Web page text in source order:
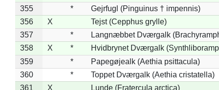
355
*
Gejrfugl (Pinguinus † impennis)
356
X
Tejst (Cepphus grylle)
357
*
Langnæbbet Dværgalk
358
X *
Hvidbrynet Dværgalk
359
*
Papegøjealk (Aethia psittacula)
360
*
Toppet Dværgalk (Aethia cristatella)
361
X Lunde (Fratercula arctica)